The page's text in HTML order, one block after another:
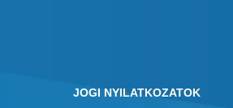
JOGI NYILATKOZATOK